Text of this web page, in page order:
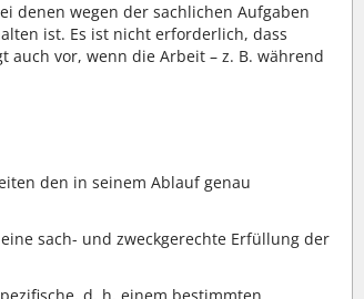
denen wegen der sachlichen Aufgaben
ist. Es ist nicht erforderlich, dass
vor, wenn die Arbeit – z. B. während
den in seinem Ablauf genau
sach- und zweckgerechte Erfüllung der